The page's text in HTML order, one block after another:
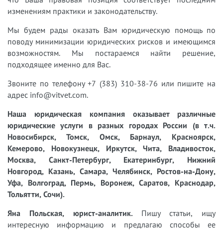
изменениям практики и законодательству.
Мы будем рады оказать Вам юридическую помощь по
поводу минимизации юридических рисков и имеющимся
возможностям. Мы постараемся найти решение,
подходящее именно для Вас.
Звоните по телефону +7 (383) 310-38-76 или пишите на
адрес info@vitvet.com.
Наша юридическая компания оказывает различные
юридические услуги в разных городах России (в т.ч.
Новосибирск, Томск, Омск, Барнаул, Красноярск,
Кемерово, Новокузнецк, Иркутск, Чита, Владивосток,
Москва, Санкт-Петербург, Екатеринбург, Нижний
Новгород, Казань, Самара, Челябинск, Ростов-на-Дону,
Уфа, Волгоград, Пермь, Воронеж, Саратов, Краснодар,
Тольятти, Сочи).
Яна Польская, юрист-аналитик. Пишу статьи, ищу
интересную информацию и предлагаю способы ее